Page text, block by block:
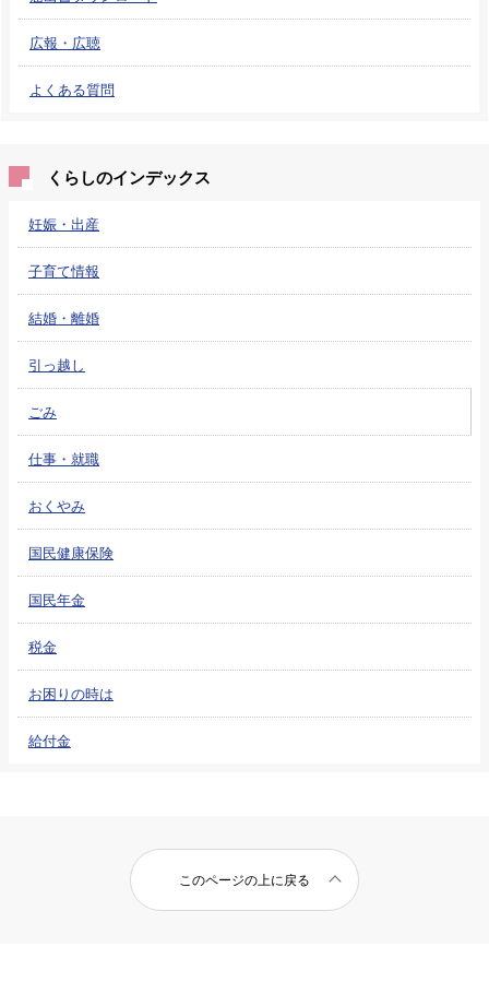
広報・広聴
よくある質問
くらしのインデックス
妊娠・出産
子育て情報
結婚・離婚
引っ越し
ごみ
仕事・就職
おくやみ
国民健康保険
国民年金
税金
お困りの時は
給付金
このページの上に戻る